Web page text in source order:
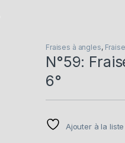
Fraises à angles,
N°59:
6°
Ajouter à la liste